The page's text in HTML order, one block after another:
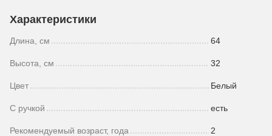
Характеристики
Длина, см 64
Высота, см 32
Цвет Белый
С ручкой есть
Рекомендуемый возраст, года 2